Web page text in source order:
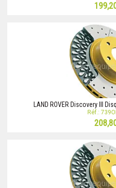
LAND ROVER Discovery III
Réf.: